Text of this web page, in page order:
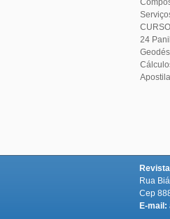
Rua
Cep
E-mail: